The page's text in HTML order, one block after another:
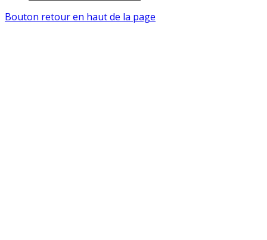
Bouton retour en haut de la page